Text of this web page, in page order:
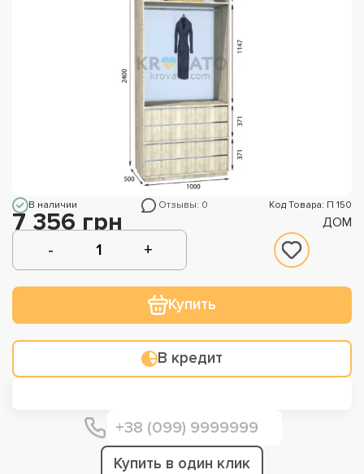
В наличии Отзывы: 0 Код Товара: П 150
7 356 грн ДОМ
Купить
В кредит
Купить в один клик